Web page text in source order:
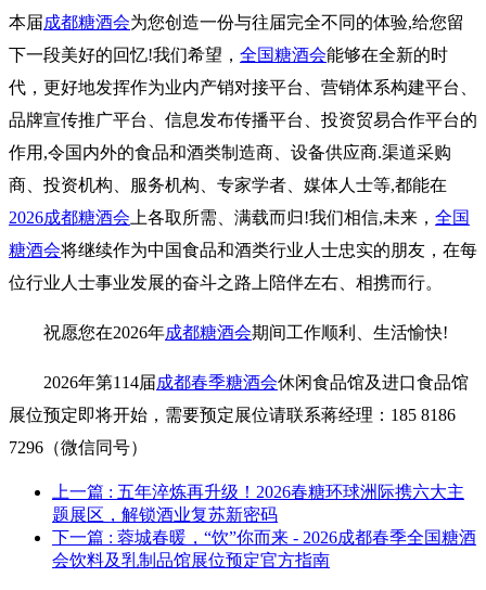
本届成都糖酒会为您创造一份与往届完全不同的体验,给您留
下一段美好的回忆!我们希望， 全国糖酒会能够在全新的时
代，更好地发挥作为业内产销对接平台、营销体系构建平台、
品牌宣传推广平台、信息发布传播平台、投资贸易合作平台的
作用,令国内外的食品和酒类制造商、设备供应商.渠道采购
商、投资机构、服务机构、专家学者、媒体人士等,都能在
2026成都糖酒会 上各取所需、满载而归!我们相信,未来， 全国
糖酒会将继续作为中国食品和酒类行业人士忠实的朋友，在每
位行业人士事业发展的奋斗之路上陪伴左右、相携而行。
祝愿您在2026年成都糖酒会期间工作顺利、生活愉快!
2026年第114届成都春季糖酒会休闲食品馆及进口食品馆
展位预定即将开始，需要预定展位请联系蒋经理：185 8186
7296（微信同号）
上一篇 : 五年淬炼再升级！2026春糖环球洲际携六大主
题展区，解锁酒业复苏新密码
下一篇 : 蓉城春暖，“饮”你而来 - 2026成都春季全国糖酒
会饮料及乳制品馆展位预定官方指南